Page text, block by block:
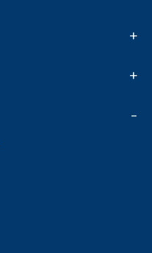
+
+
-